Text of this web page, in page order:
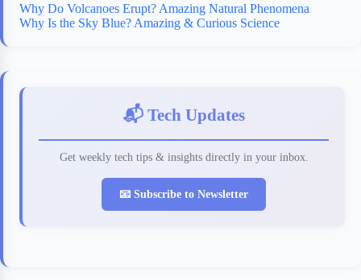
Why Do Volcanoes Erupt? Amazing Natural Phenomena
Why Is the Sky Blue? Amazing & Curious Science
📬 Tech Updates
Get weekly tech tips & insights directly in your inbox.
📧 Subscribe to Newsletter